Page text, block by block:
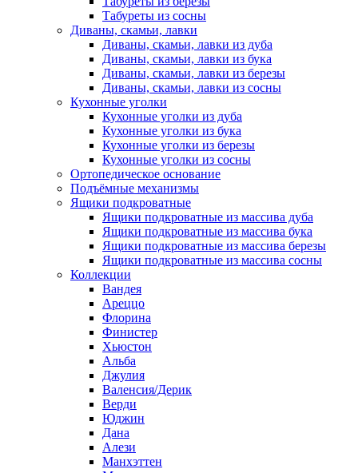
Табуреты из сосны
Диваны, скамьи, лавки
Диваны, скамьи, лавки из дуба
Диваны, скамьи, лавки из бука
Диваны, скамьи, лавки из березы
Диваны, скамьи, лавки из сосны
Кухонные уголки
Кухонные уголки из дуба
Кухонные уголки из бука
Кухонные уголки из березы
Кухонные уголки из сосны
Ортопедическое основание
Подъёмные механизмы
Ящики подкроватные
Ящики подкроватные из массива дуба
Ящики подкроватные из массива бука
Ящики подкроватные из массива березы
Ящики подкроватные из массива сосны
Коллекции
Вандея
Ареццо
Флорина
Финистер
Хьюстон
Альба
Джулия
Валенсия/Дерик
Верди
Юджин
Дана
Алези
Манхэттен